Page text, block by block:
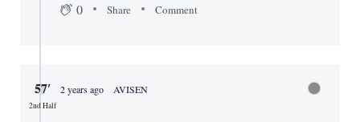
0 Share Comment
57′
2nd Half
2 years ago AVISEN